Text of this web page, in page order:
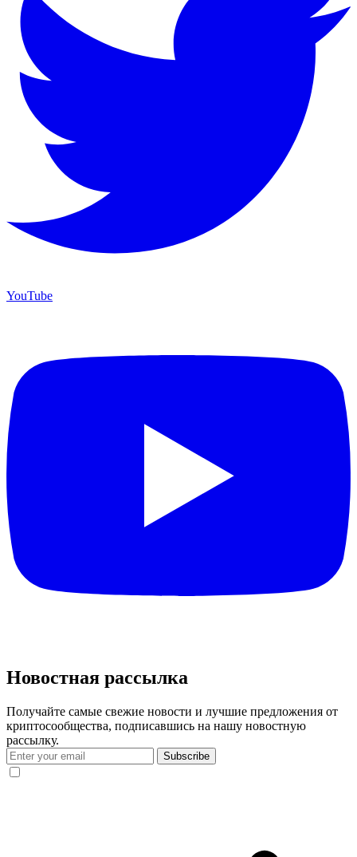
YouTube
Новостная рассылка
Получайте самые свежие новости и лучшие предложения от
криптосообщества, подписавшись на нашу новостную
рассылку.
Subscribe